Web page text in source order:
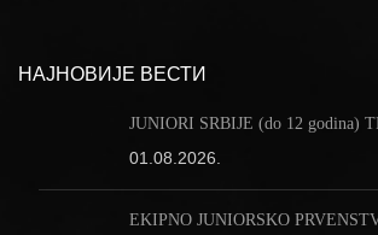
НАЈНОВИЈЕ ВЕСТИ
JUNIORI SRBIJE (do 12 godina)
01.08.2026.
EKIPNO JUNIORSKO